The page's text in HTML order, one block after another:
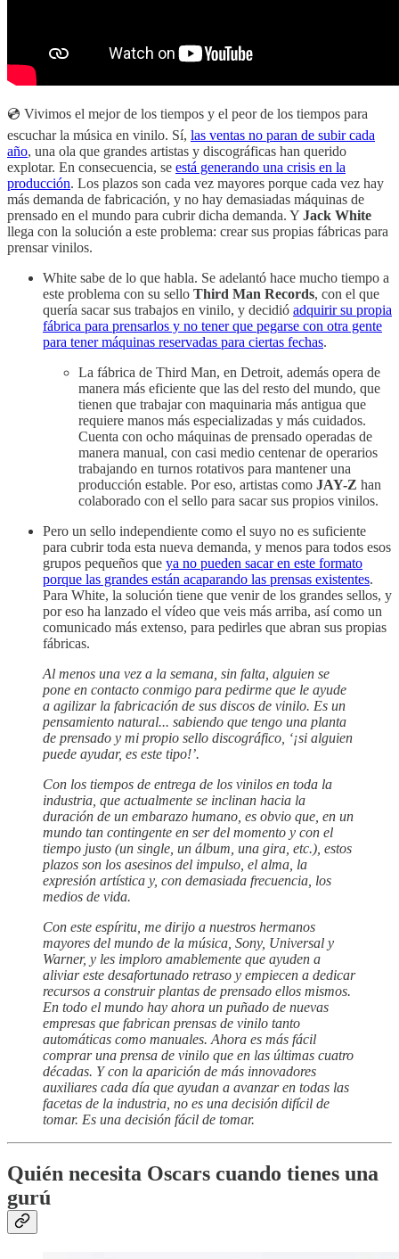
💿 Vivimos el mejor de los tiempos y el peor de los tiempos para
escuchar la música en vinilo. Sí, las ventas no paran de subir cada
año, una ola que grandes artistas y discográficas han querido
explotar. En consecuencia, se está generando una crisis en la
producción. Los plazos son cada vez mayores porque cada vez hay
más demanda de fabricación, y no hay demasiadas máquinas de
prensado en el mundo para cubrir dicha demanda. Y Jack White
llega con la solución a este problema: crear sus propias fábricas para
prensar vinilos.
White sabe de lo que habla. Se adelantó hace mucho tiempo a
este problema con su sello Third Man Records, con el que
quería sacar sus trabajos en vinilo, y decidió adquirir su propia
fábrica para prensarlos y no tener que pegarse con otra gente
para tener máquinas reservadas para ciertas fechas.
La fábrica de Third Man, en Detroit, además opera de
manera más eficiente que las del resto del mundo, que
tienen que trabajar con maquinaria más antigua que
requiere manos más especializadas y más cuidados.
Cuenta con ocho máquinas de prensado operadas de
manera manual, con casi medio centenar de operarios
trabajando en turnos rotativos para mantener una
producción estable. Por eso, artistas como JAY-Z han
colaborado con el sello para sacar sus propios vinilos.
Pero un sello independiente como el suyo no es suficiente
para cubrir toda esta nueva demanda, y menos para todos esos
grupos pequeños que ya no pueden sacar en este formato
porque las grandes están acaparando las prensas existentes.
Para White, la solución tiene que venir de los grandes sellos, y
por eso ha lanzado el vídeo que veis más arriba, así como un
comunicado más extenso, para pedirles que abran sus propias
fábricas.
Al menos una vez a la semana, sin falta, alguien se
pone en contacto conmigo para pedirme que le ayude
a agilizar la fabricación de sus discos de vinilo. Es un
pensamiento natural... sabiendo que tengo una planta
de prensado y mi propio sello discográfico, ‘¡si alguien
puede ayudar, es este tipo!’.
Con los tiempos de entrega de los vinilos en toda la
industria, que actualmente se inclinan hacia la
duración de un embarazo humano, es obvio que, en un
mundo tan contingente en ser del momento y con el
tiempo justo (un single, un álbum, una gira, etc.), estos
plazos son los asesinos del impulso, el alma, la
expresión artística y, con demasiada frecuencia, los
medios de vida.
Con este espíritu, me dirijo a nuestros hermanos
mayores del mundo de la música, Sony, Universal y
Warner, y les imploro amablemente que ayuden a
aliviar este desafortunado retraso y empiecen a dedicar
recursos a construir plantas de prensado ellos mismos.
En todo el mundo hay ahora un puñado de nuevas
empresas que fabrican prensas de vinilo tanto
automáticas como manuales. Ahora es más fácil
comprar una prensa de vinilo que en las últimas cuatro
décadas. Y con la aparición de más innovadores
auxiliares cada día que ayudan a avanzar en todas las
facetas de la industria, no es una decisión difícil de
tomar. Es una decisión fácil de tomar.
Quién necesita Oscars cuando tienes una
gurú